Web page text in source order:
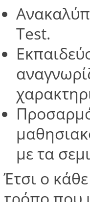
Test.
με τα
Έτσι ο